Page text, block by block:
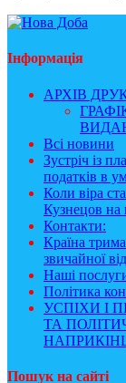
Інформація
АРХІВ
Всі новини
Зустріч із
податків в
Коли віра
Кузнецов на
Контакти:
Країна
звичайної
Наші
Політика
УСПІХИ І
ТА
Пошук на сайті